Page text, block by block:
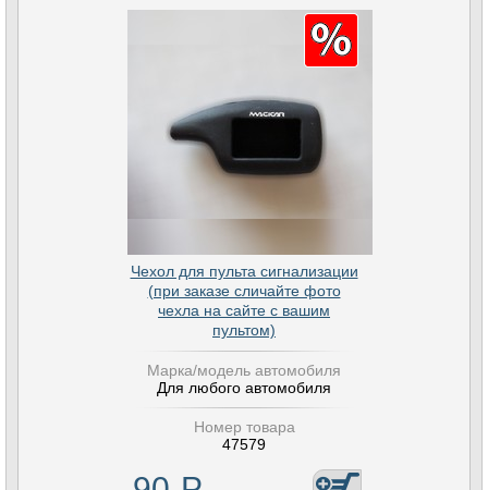
Чехол для пульта сигнализации
(при заказе сличайте фото
чехла на сайте с вашим
пультом)
Марка/модель автомобиля
Для любого автомобиля
Номер товара
47579